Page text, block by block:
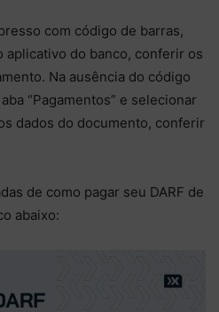
com código de barras,
aplicativo do banco, conferir os
Na ausência do código
“Pagamentos” e selecionar
dados do documento, conferir
de como pagar seu DARF de
abaixo: